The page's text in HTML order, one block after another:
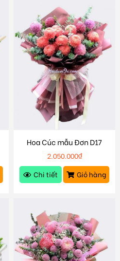
Hoa Cúc mẫu Đơn D17
2.050.000₫
Chi tiết
Giỏ hàng